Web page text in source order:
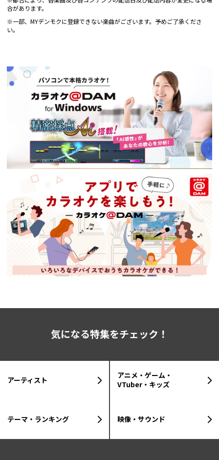
合があります。
※一部、MYデンモクに登録できない楽曲がございます。予めご了承くださ
い。
気になる特集をチェック！
アーティスト
アニメ・ゲーム・
VTuber・キッズ
テーマ・ランキング 映像・サウンド